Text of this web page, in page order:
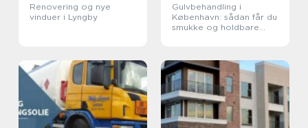
Renovering og nye
vinduer i Lyngby
Gulvbehandling i
København: sådan får du
smukke og holdbare